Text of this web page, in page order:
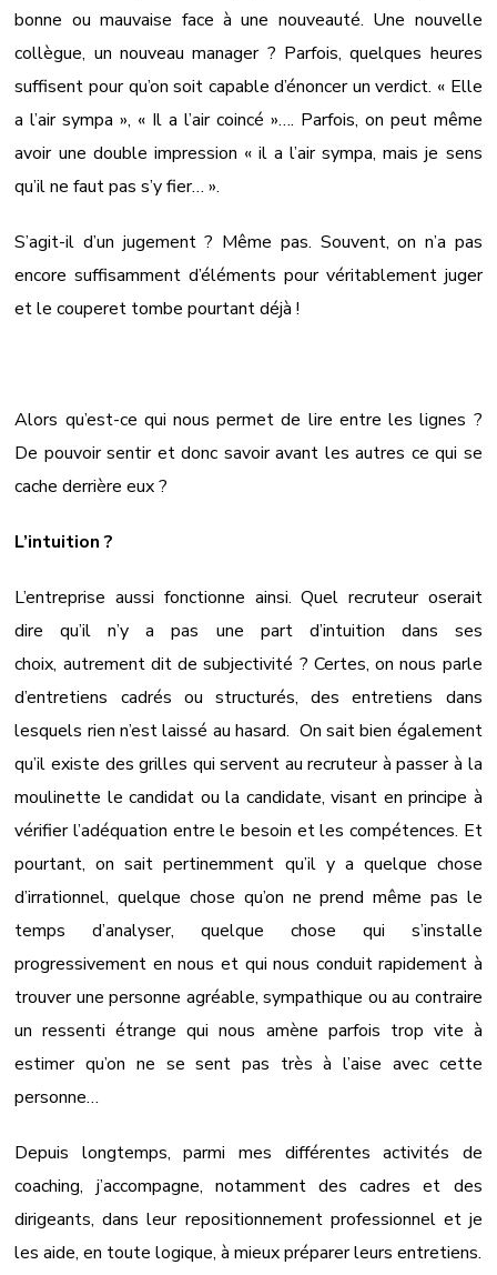
bonne ou mauvaise face à une nouveauté. Une nouvelle
collègue, un nouveau manager ? Parfois, quelques heures
suffisent pour qu’on soit capable d’énoncer un verdict. « Elle
a l’air sympa », « Il a l’air coincé »…. Parfois, on peut même
avoir une double impression « il a l’air sympa, mais je sens
qu’il ne faut pas s’y fier… ».
S’agit-il d’un jugement ? Même pas. Souvent, on n’a pas
encore suffisamment d’éléments pour véritablement juger
et le couperet tombe pourtant déjà !
Alors qu’est-ce qui nous permet de lire entre les lignes ?
De pouvoir sentir et donc savoir avant les autres ce qui se
cache derrière eux ?
L’intuition ?
L’entreprise aussi fonctionne ainsi. Quel recruteur oserait
dire qu’il n’y a pas une part d’intuition dans ses
choix, autrement dit de subjectivité ? Certes, on nous parle
d’entretiens cadrés ou structurés, des entretiens dans
lesquels rien n’est laissé au hasard. On sait bien également
qu’il existe des grilles qui servent au recruteur à passer à la
moulinette le candidat ou la candidate, visant en principe à
vérifier l’adéquation entre le besoin et les compétences. Et
pourtant, on sait pertinemment qu’il y a quelque chose
d’irrationnel, quelque chose qu’on ne prend même pas le
temps d’analyser, quelque chose qui s’installe
progressivement en nous et qui nous conduit rapidement à
trouver une personne agréable, sympathique ou au contraire
un ressenti étrange qui nous amène parfois trop vite à
estimer qu’on ne se sent pas très à l’aise avec cette
personne…
Depuis longtemps, parmi mes différentes activités de
coaching, j’accompagne, notamment des cadres et des
dirigeants, dans leur repositionnement professionnel et je
les aide, en toute logique, à mieux préparer leurs entretiens.